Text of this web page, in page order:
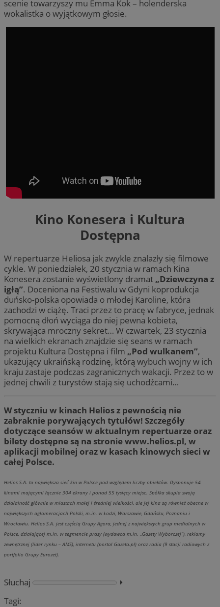
scenie towarzyszy mu Emma Kok – holenderska
wokalistka o wyjątkowym głosie.
Kino Konesera i Kultura
Dostępna
W repertuarze Heliosa jak zwykle znalazły się filmowe
cykle. W poniedziałek, 20 stycznia w ramach Kina
Konesera zostanie wyświetlony dramat „Dziewczyna z
igłą”. Doceniona na Festiwalu w Gdyni koprodukcja
duńsko-polska opowiada o młodej Karoline, która
zachodzi w ciążę. Traci przez to pracę w fabryce, jednak
pomocną dłoń wyciąga do niej pewna kobieta,
skrywająca mroczny sekret… W czwartek, 23 stycznia
na wielkich ekranach znajdzie się seans w ramach
projektu Kultura Dostępna i film „Pod wulkanem”,
ukazujący ukraińską rodzinę, którą wybuch wojny w ich
kraju zastaje podczas zagranicznych wakacji. Przez to w
jednej chwili z turystów stają się uchodźcami…
W styczniu w kinach Helios z pewnością nie
zabraknie porywających tytułów! Szczegóły
dotyczące seansów w aktualnym repertuarze oraz
bilety dostępne są na stronie www.helios.pl, w
aplikacji mobilnej oraz w kasach kinowych sieci w
całej Polsce.
Helios S.A. to największa sieć kin w Polsce pod względem liczby obiektów. Dysponuje 54
kinami mającymi łącznie 304 ekrany i ponad 55 tysięcy miejsc. Spółka skupia swoją
działalność głównie w miastach małej i średniej wielkości, ale jej kina są również obecne w
największych aglomeracjach Polski, m.in. w Łodzi, Warszawie, Gdańsku, Poznaniu i
Wrocławiu. Helios S.A. jest częścią Grupy Agora, jednej z największych grup medialnych w
Polsce, działającej m.in. w segmencie prasy (wydawca m.in. „Gazety Wyborczej”), reklamy
zewnętrznej (lider rynku – AMS), internetu (portal Gazeta.pl) oraz radia (9 stacji radiowych z
portfolio Grupy Eurozet).
Słuchaj
⏵︎
Tagi: